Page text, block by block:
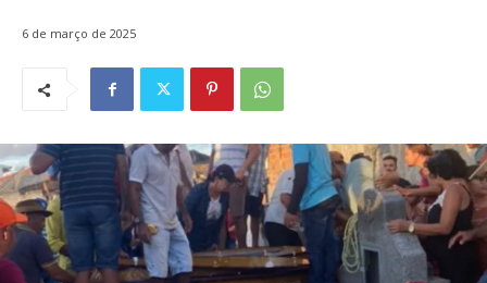
6 de março de 2025